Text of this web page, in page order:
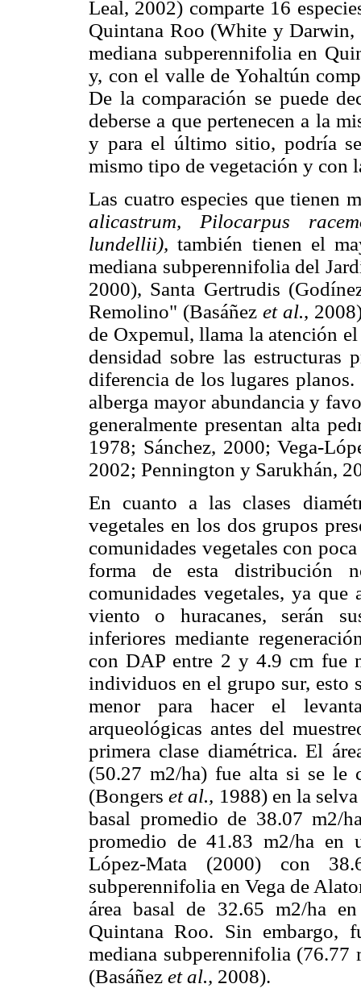
Leal, 2002) comparte 16
Quintana Roo (White y Darwin,
mediana subperennifolia en
y, con el valle de Yohaltún
De la comparación se puede
deberse a que pertenecen a la
y para el último sitio, podría
mismo tipo de vegetación y con
Las cuatro especies que tienen
alicastrum, Pilocarpus
lundellii), también tienen el
mediana subperennifolia del
2000), Santa Gertrudis
Remolino" (Basáñez et al.,
de Oxpemul, llama la atención
densidad sobre las estructuras
diferencia de los lugares
alberga mayor abundancia y
generalmente presentan alta
1978; Sánchez, 2000; Vega-
2002; Pennington y Sarukhán,
En cuanto a las clases
vegetales en los dos grupos
comunidades vegetales con
forma de esta distribución
comunidades vegetales, ya
viento o huracanes, serán
inferiores mediante
con DAP entre 2 y 4.9 cm fue
individuos en el grupo sur, esto
menor para hacer el
arqueológicas antes del
primera clase diamétrica. El
(50.27 m2/ha) fue alta si se le
(Bongerset al., 1988) en la
basal promedio de 38.07 m2/
promedio de 41.83 m2/ha en
López-Mata (2000) con
subperennifolia en Vega de
área basal de 32.65 m2/ha
Quintana Roo. Sin embargo,
mediana subperennifolia (76.77
(Basáñez et al., 2008).